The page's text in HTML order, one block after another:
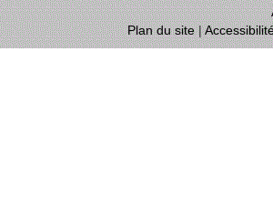
Plan du site|